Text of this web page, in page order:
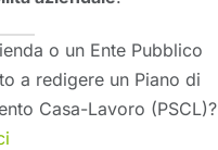
o un Ente Pubblico
a redigere un Piano di
Casa-Lavoro (PSCL)?